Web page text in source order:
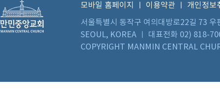
모바일 홈페이지 이용약관
개인정보
서울특별시 동작구 여의대방로22길 73
SEOUL, KOREA ㅣ 대표전화 02) 818-
COPYRIGHT MANMIN CENTRAL